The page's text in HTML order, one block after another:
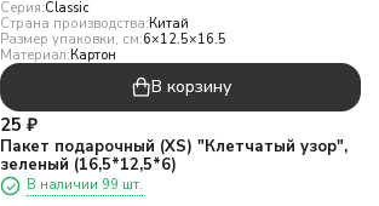
Серия:Classic
Страна производства:Китай
Размер упаковки, см:6×12.5×16.5
Материал:Картон
В корзину
25 ₽
Пакет подарочный (XS) "Клетчатый узор",
зеленый (16,5*12,5*6)
В наличии 99 шт.